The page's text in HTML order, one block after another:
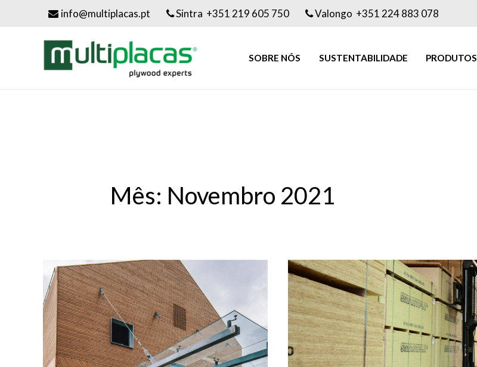
info@multiplacas.pt Sintra +351 219 605 750 Valongo +351 224 883 078
SOBRE NÓS SUSTENTABILIDADE PRODUTOS
Mês: Novembro 2021